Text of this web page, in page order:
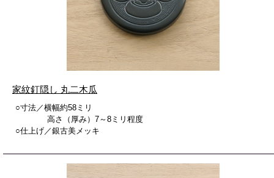
家紋釘隠し 丸二木瓜
○寸法／横幅約58ミリ
高さ（厚み）7～8ミリ程度
○仕上げ／銀古美メッキ